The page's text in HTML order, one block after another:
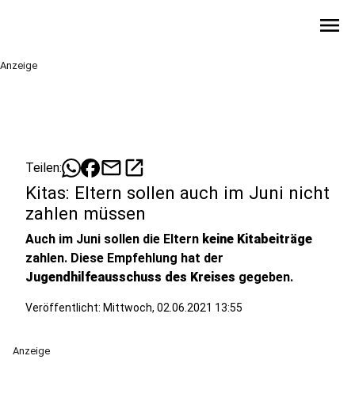
menu
Anzeige
Teilen: mailopen_in_new
Kitas: Eltern sollen auch im Juni nicht
zahlen müssen
Auch im Juni sollen die Eltern keine Kitabeiträge
zahlen. Diese Empfehlung hat der
Jugendhilfeausschuss des Kreises gegeben.
Veröffentlicht: Mittwoch, 02.06.2021 13:55
Anzeige